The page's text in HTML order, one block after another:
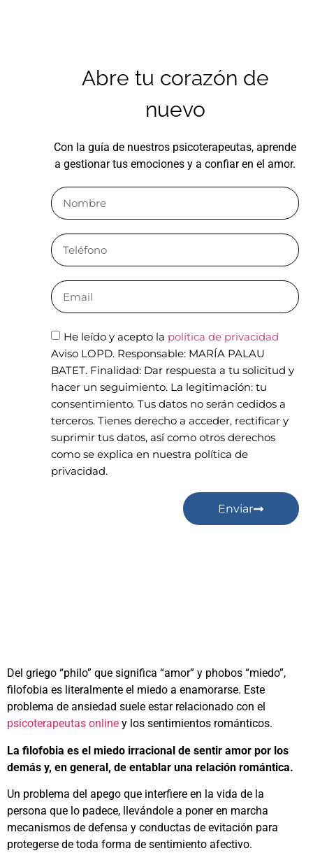
Abre tu corazón de
nuevo
Con la guía de nuestros psicoterapeutas, aprende
a gestionar tus emociones y a confiar en el amor.
He leído y acepto la política de privacidad
Aviso LOPD. Responsable: MARÍA PALAU
BATET. Finalidad: Dar respuesta a tu solicitud y
hacer un seguimiento. La legitimación: tu
consentimiento. Tus datos no serán cedidos a
terceros. Tienes derecho a acceder, rectificar y
suprimir tus datos, así como otros derechos
como se explica en nuestra política de
privacidad.
Enviar
Del griego “philo” que significa “amor” y phobos “miedo”,
filofobia es literalmente el miedo a enamorarse. Este
problema de ansiedad suele estar relacionado con el
psicoterapeutas online y los sentimientos románticos.
La filofobia es el miedo irracional de sentir amor por los
demás y, en general, de entablar una relación romántica.
Un problema del apego que interfiere en la vida de la
persona que lo padece, llevándole a poner en marcha
mecanismos de defensa y conductas de evitación para
protegerse de toda forma de sentimiento afectivo.